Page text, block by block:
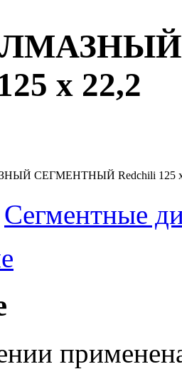
х 22,2
СЕГМЕНТНЫЙ Redchili 125 х
Сегментные